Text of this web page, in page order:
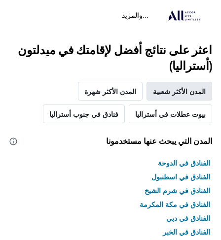
...والمزيد
اعثر على نتائج أفضل لإقامتك في ميدلتون
(أستراليا)
المدن الأكثر شعبية المدن الأكثر شهرة
بيوت عطلات في أستراليا فنادق في جنوب أستراليا
المدن التي يبحث عنها مستخدمونا
الفنادق في الدوحة
الفنادق في اسطنبول
الفنادق في شرم الشيخ
الفنادق في مكة المكرمة
الفنادق في دبي
الفنادق في الخبر